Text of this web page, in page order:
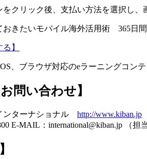
クリック後、支払い方法を選択し、
おきたいモバイル海外活用術 365日
、ブラウザ対応のeラーニングコン
問い合わせ】
ンターナショナル http://www.kiban.jp
E-MAIL：international@kiban.jp （担